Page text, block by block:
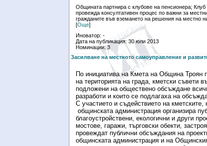
Общината партнира с клубове на пенсионера;
провежда консултативен процес по важни за
гражданите във вземането на решения на местно
[Още]
Иноватор: -
Дата на публикация: 30 юли 2013
Номинации: 3
Засилване на местното самоуправление и
По инициатива на Кмета на Община Троян
на територията на града, кметски съвети
подложени на обществено обсъждане
разработи и които се подлагаха на
С участието и съдействието на кметските,
общинската администрация организира
благоустройствени, екологични и други
мостове, гаражи, търговски обекти,
провеждат публични обсъждания на
общинската администрация и на